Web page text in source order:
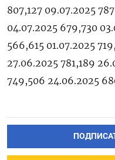
807,127 09.07.2025
04.07.2025 679,730
566,615 01.07.2025
27.06.2025 781,189
749,506 24.06.2025